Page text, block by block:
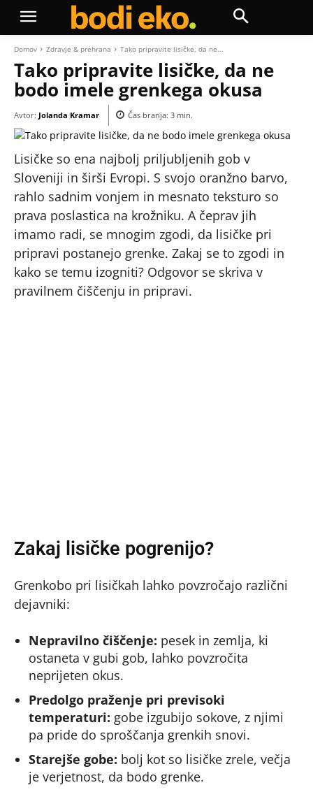
Domov Zdravje & prehrana Tako pripravite lisičke, da ne...
Tako pripravite lisičke, da ne
bodo imele grenkega okusa
Avtor: Jolanda Kramar Čas branja: 3 min.
Lisičke so ena najbolj priljubljenih gob v
Sloveniji in širši Evropi. S svojo oranžno barvo,
rahlo sadnim vonjem in mesnato teksturo so
prava poslastica na krožniku. A čeprav jih
imamo radi, se mnogim zgodi, da lisičke pri
pripravi postanejo grenke. Zakaj se to zgodi in
kako se temu izogniti? Odgovor se skriva v
pravilnem čiščenju in pripravi.
Zakaj lisičke pogrenijo?
Grenkobo pri lisičkah lahko povzročajo različni
dejavniki:
Nepravilno čiščenje: pesek in zemlja, ki
ostaneta v gubi gob, lahko povzročita
neprijeten okus.
Predolgo praženje pri previsoki
temperaturi: gobe izgubijo sokove, z njimi
pa pride do sproščanja grenkih snovi.
Starejše gobe: bolj kot so lisičke zrele, večja
je verjetnost, da bodo grenke.